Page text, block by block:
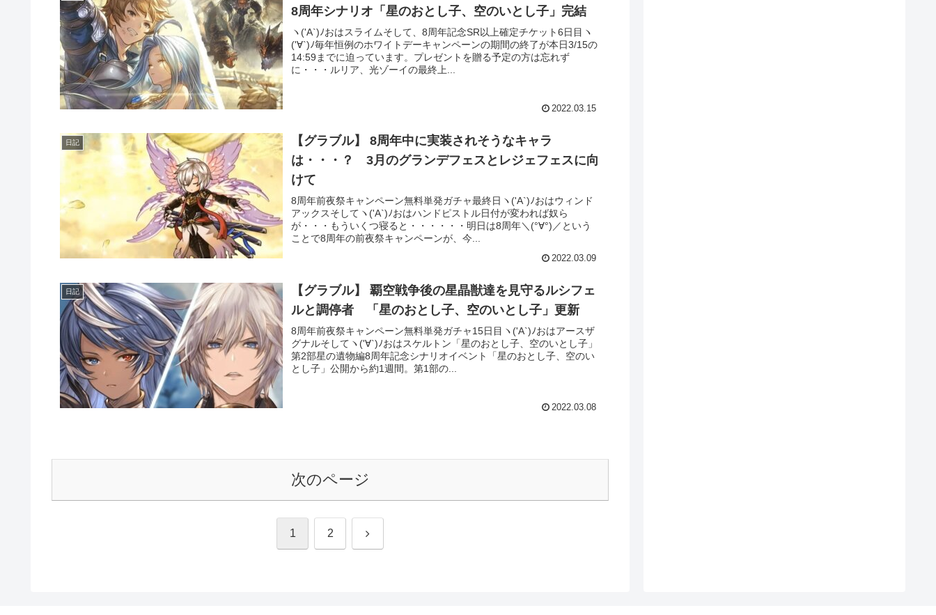
8周年シナリオ「星のおとし子、空のいとし子」完結
ヽ('A`)ﾉおはスライムそして、8周年記念SR以上確定チケット6日目ヽ
('∀`)ﾉ毎年恒例のホワイトデーキャンペーンの期間の終了が本日3/15の
14:59までに迫っています。プレゼントを贈る予定の方は忘れず
に・・・ルリア、光ゾーイの最終上...
2022.03.15
日記
【グラブル】 8周年中に実装されそうなキャラ
は・・・？ 3月のグランデフェスとレジェフェスに向
けて
8周年前夜祭キャンペーン無料単発ガチャ最終日ヽ('A`)ﾉおはウィンド
アックスそしてヽ('A`)ﾉおはハンドピストル日付が変われば奴ら
が・・・もういくつ寝ると・・・・・・明日は8周年＼(°∀°)／という
ことで8周年の前夜祭キャンペーンが、今...
2022.03.09
日記
【グラブル】 覇空戦争後の星晶獣達を見守るルシフェ
ルと調停者 「星のおとし子、空のいとし子」更新
8周年前夜祭キャンペーン無料単発ガチャ15日目ヽ('A`)ﾉおはアースザ
グナルそしてヽ('∀`)ﾉおはスケルトン「星のおとし子、空のいとし子」
第2部星の遺物編8周年記念シナリオイベント「星のおとし子、空のい
とし子」公開から約1週間。第1部の...
2022.03.08
次のページ
1 2 次